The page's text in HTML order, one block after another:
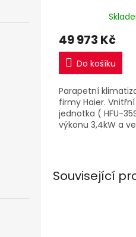
Související
49 973 Kč
Do košíku
Parapetní
firmy Haier. Vnitřní
jednotka ( HFU-
výkonu 3,4kW a